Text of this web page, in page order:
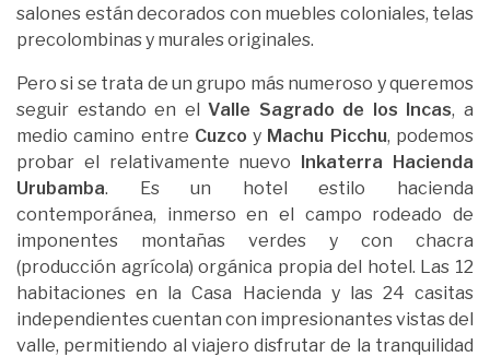
salones están decorados con muebles coloniales, telas
precolombinas y murales originales.
Pero si se trata de un grupo más numeroso y queremos
seguir estando en elValle Sagrado de los Incas, a
medio camino entre Cuzco y Machu Picchu, podemos
probar el relativamente nuevo Inkaterra Hacienda
Urubamba. Es un hotel estilo hacienda
contemporánea, inmerso en el campo rodeado de
imponentes montañas verdes y con chacra
(producción agrícola) orgánica propia del hotel. Las 12
habitaciones en la Casa Hacienda y las 24 casitas
independientes cuentan con impresionantes vistas del
valle, permitiendo al viajero disfrutar de la tranquilidad